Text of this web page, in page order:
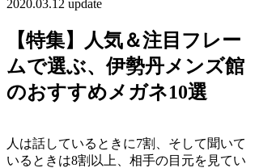
2020.03.12 update
【特集】人気＆注目フレー
ムで選ぶ、伊勢丹メンズ館
のおすすめメガネ10選
人は話しているときに7割、そして聞いて
いるときは8割以上、相手の目元を見てい